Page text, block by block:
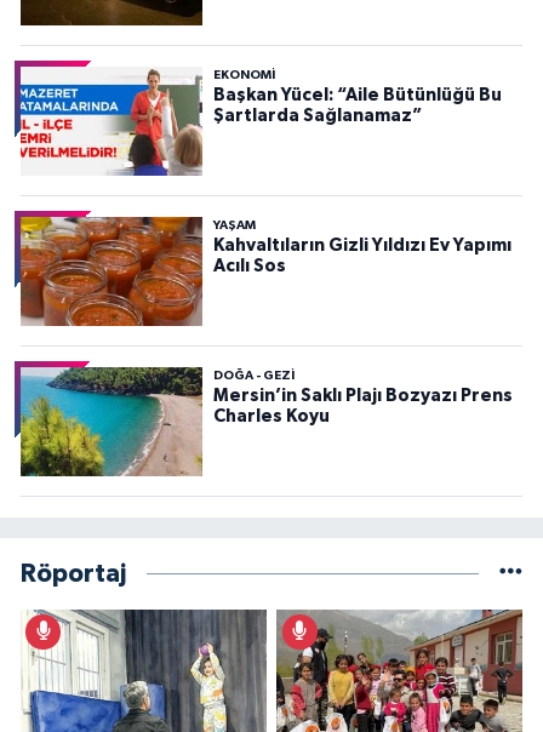
EKONOMI
Başkan Yücel: “Aile Bütünlüğü Bu
Şartlarda Sağlanamaz”
YAŞAM
Kahvaltıların Gizli Yıldızı Ev Yapımı
Acılı Sos
DOĞA - GEZI
Mersin’in Saklı Plajı Bozyazı Prens
Charles Koyu
Röportaj